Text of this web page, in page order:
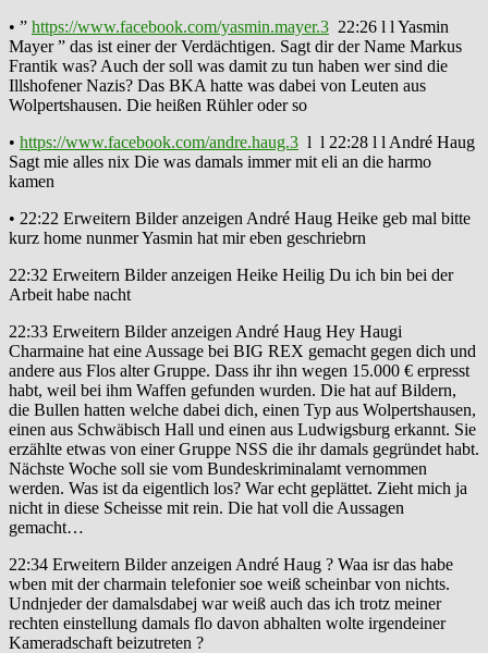
• ” https://www.facebook.com/yasmin.mayer.3 22:26 l l Yasmin
Mayer ” das ist einer der Verdächtigen. Sagt dir der Name Markus
Frantik was? Auch der soll was damit zu tun haben wer sind die
Illshofener Nazis? Das BKA hatte was dabei von Leuten aus
Wolpertshausen. Die heißen Rühler oder so
• https://www.facebook.com/andre.haug.3 l l 22:28 l l André Haug
Sagt mie alles nix Die was damals immer mit eli an die harmo
kamen
• 22:22 Erweitern Bilder anzeigen André Haug Heike geb mal bitte
kurz home nunmer Yasmin hat mir eben geschriebrn
22:32 Erweitern Bilder anzeigen Heike Heilig Du ich bin bei der
Arbeit habe nacht
22:33 Erweitern Bilder anzeigen André Haug Hey Haugi
Charmaine hat eine Aussage bei BIG REX gemacht gegen dich und
andere aus Flos alter Gruppe. Dass ihr ihn wegen 15.000 € erpresst
habt, weil bei ihm Waffen gefunden wurden. Die hat auf Bildern,
die Bullen hatten welche dabei dich, einen Typ aus Wolpertshausen,
einen aus Schwäbisch Hall und einen aus Ludwigsburg erkannt. Sie
erzählte etwas von einer Gruppe NSS die ihr damals gegründet habt.
Nächste Woche soll sie vom Bundeskriminalamt vernommen
werden. Was ist da eigentlich los? War echt geplättet. Zieht mich ja
nicht in diese Scheisse mit rein. Die hat voll die Aussagen
gemacht…
22:34 Erweitern Bilder anzeigen André Haug ? Waa isr das habe
wben mit der charmain telefonier soe weiß scheinbar von nichts.
Undnjeder der damalsdabej war weiß auch das ich trotz meiner
rechten einstellung damals flo davon abhalten wolte irgendeiner
Kameradschaft beizutreten ?